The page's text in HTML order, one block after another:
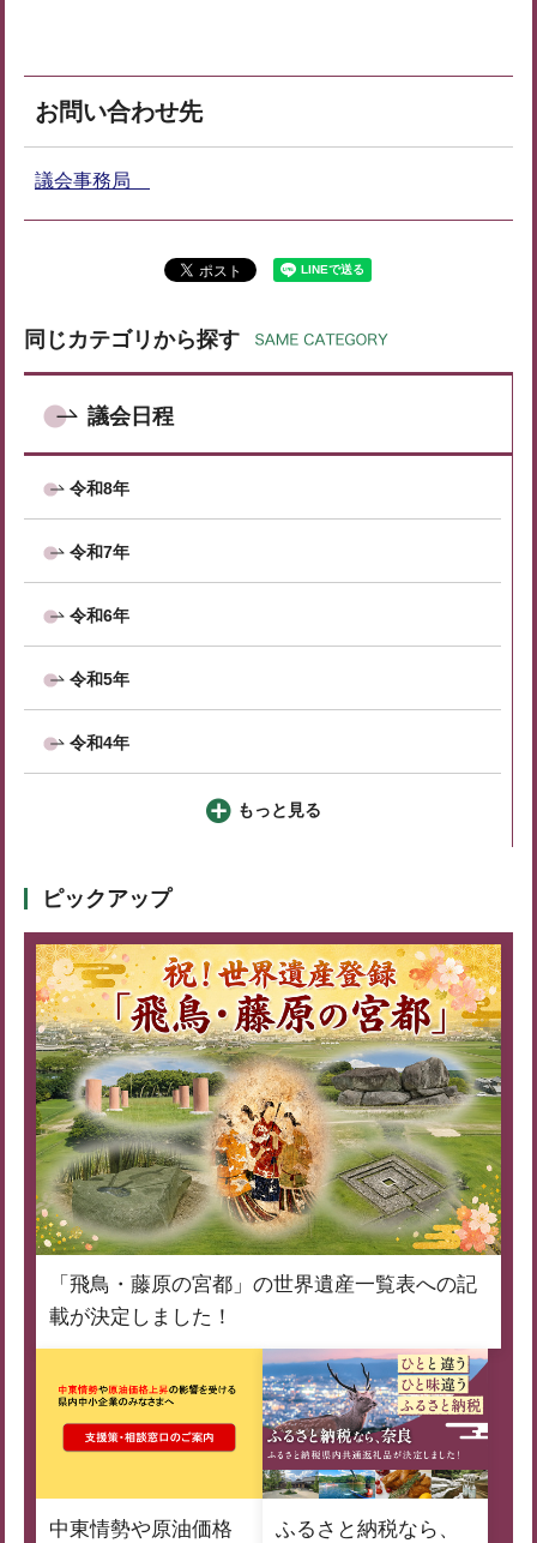
お問い合わせ先
議会事務局
同じカテゴリから探す
議会日程
令和8年
令和7年
令和6年
令和5年
令和4年
もっと見る
ピックアップ
「飛鳥・藤原の宮都」の世界遺産一覧表への記
載が決定しました！
中東情勢や原油価格
ふるさと納税なら、